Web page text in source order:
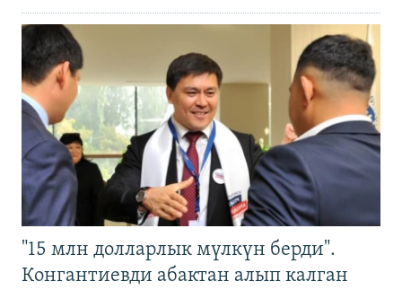
"15 млн долларлык мүлкүн берди".
Конгантиевди абактан алып калган